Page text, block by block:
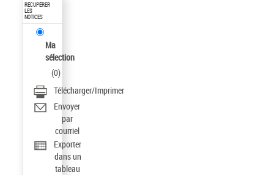
RÉCUPÉRER
LES
NOTICES
Ma
sélection
(0)
Télécharger/Imprimer
Envoyer
par
courriel
Exporter
dans un
tableau